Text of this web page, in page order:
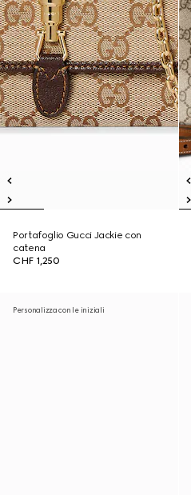
Portafoglio Gucci Jackie con
catena
CHF 1,250
Personalizza con le iniziali